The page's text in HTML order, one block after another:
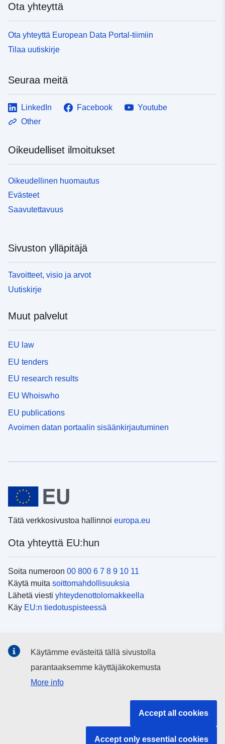
Ota yhteyttä
Ota yhteyttä European Data Portal-tiimiin
Tilaa uutiskirje
Seuraa meitä
LinkedIn Facebook
Youtube
Other
Oikeudelliset ilmoitukset
Oikeudellinen huomautus
Evästeet
Saavutettavuus
Sivuston ylläpitäjä
Tavoitteet, visio ja arvot
Uutiskirje
Muut palvelut
EU law
EU tenders
EU research results
EU Whoiswho
EU publications
Avoimen datan portaalin sisäänkirjautuminen
Tätä verkkosivustoa hallinnoi europa.eu
Ota yhteyttä EU:hun
Soita numeroon 00 800 6 7 8 9 10 11
Käytä muita soittomahdollisuuksia
Lähetä viesti yhteydenottolomakkeella
Käy EU:n tiedotuspisteessä
sosiaalisessa mediassa
EU:n toimielimet ja muut elimet
Käytämme evästeitä tällä sivustolla
parantaaksemme käyttäjäkokemusta
More info
Accept all cookies
Accept only essential cookies